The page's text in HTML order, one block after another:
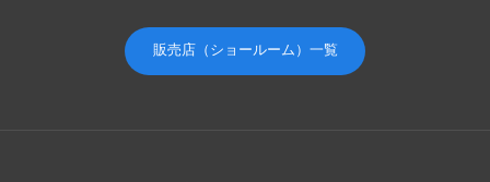
販売店（ショールーム）一覧